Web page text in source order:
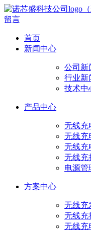
留言
首页
新闻中心
公司新
行业新
技术中
产品中心
无线充
无线充
无线充
无线充
电源管
方案中心
无线充
无线充
无线充